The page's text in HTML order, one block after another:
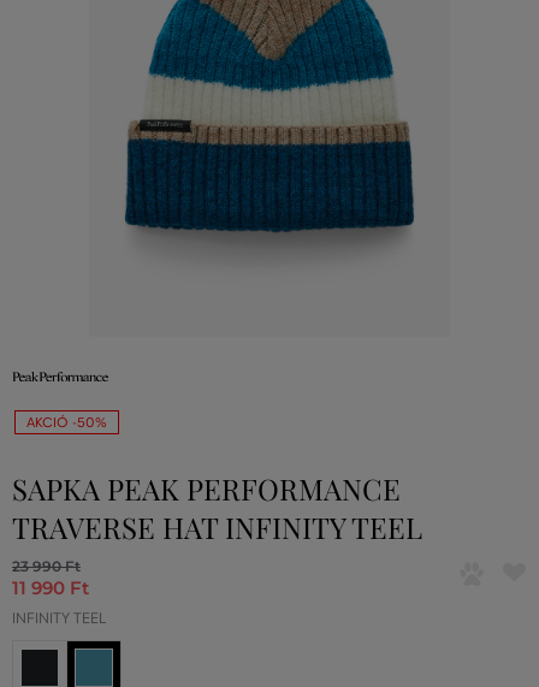
AKCIÓ -50%
SAPKA PEAK PERFORMANCE
TRAVERSE HAT INFINITY TEEL
23 990 Ft
11 990 Ft
INFINITY TEEL